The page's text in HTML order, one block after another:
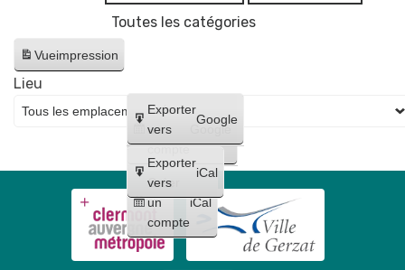
Toutes les catégories
Vueimpression
Créer
un
compte
Google
Créer
un
compte
iCal
Exporter
vers
Google
Exporter
vers
iCal
Lieu